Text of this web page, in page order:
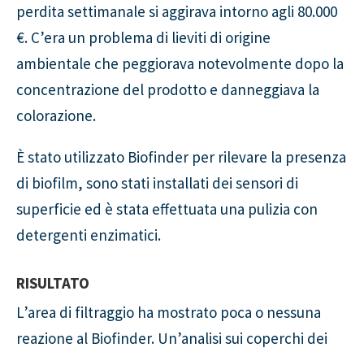
perdita settimanale si aggirava intorno agli 80.000
€. C’era un problema di lieviti di origine
ambientale che peggiorava notevolmente dopo la
concentrazione del prodotto e danneggiava la
colorazione.
È stato utilizzato Biofinder per rilevare la presenza
di biofilm, sono stati installati dei sensori di
superficie ed è stata effettuata una pulizia con
detergenti enzimatici.
RISULTATO
L’area di filtraggio ha mostrato poca o nessuna
reazione al Biofinder. Un’analisi sui coperchi dei